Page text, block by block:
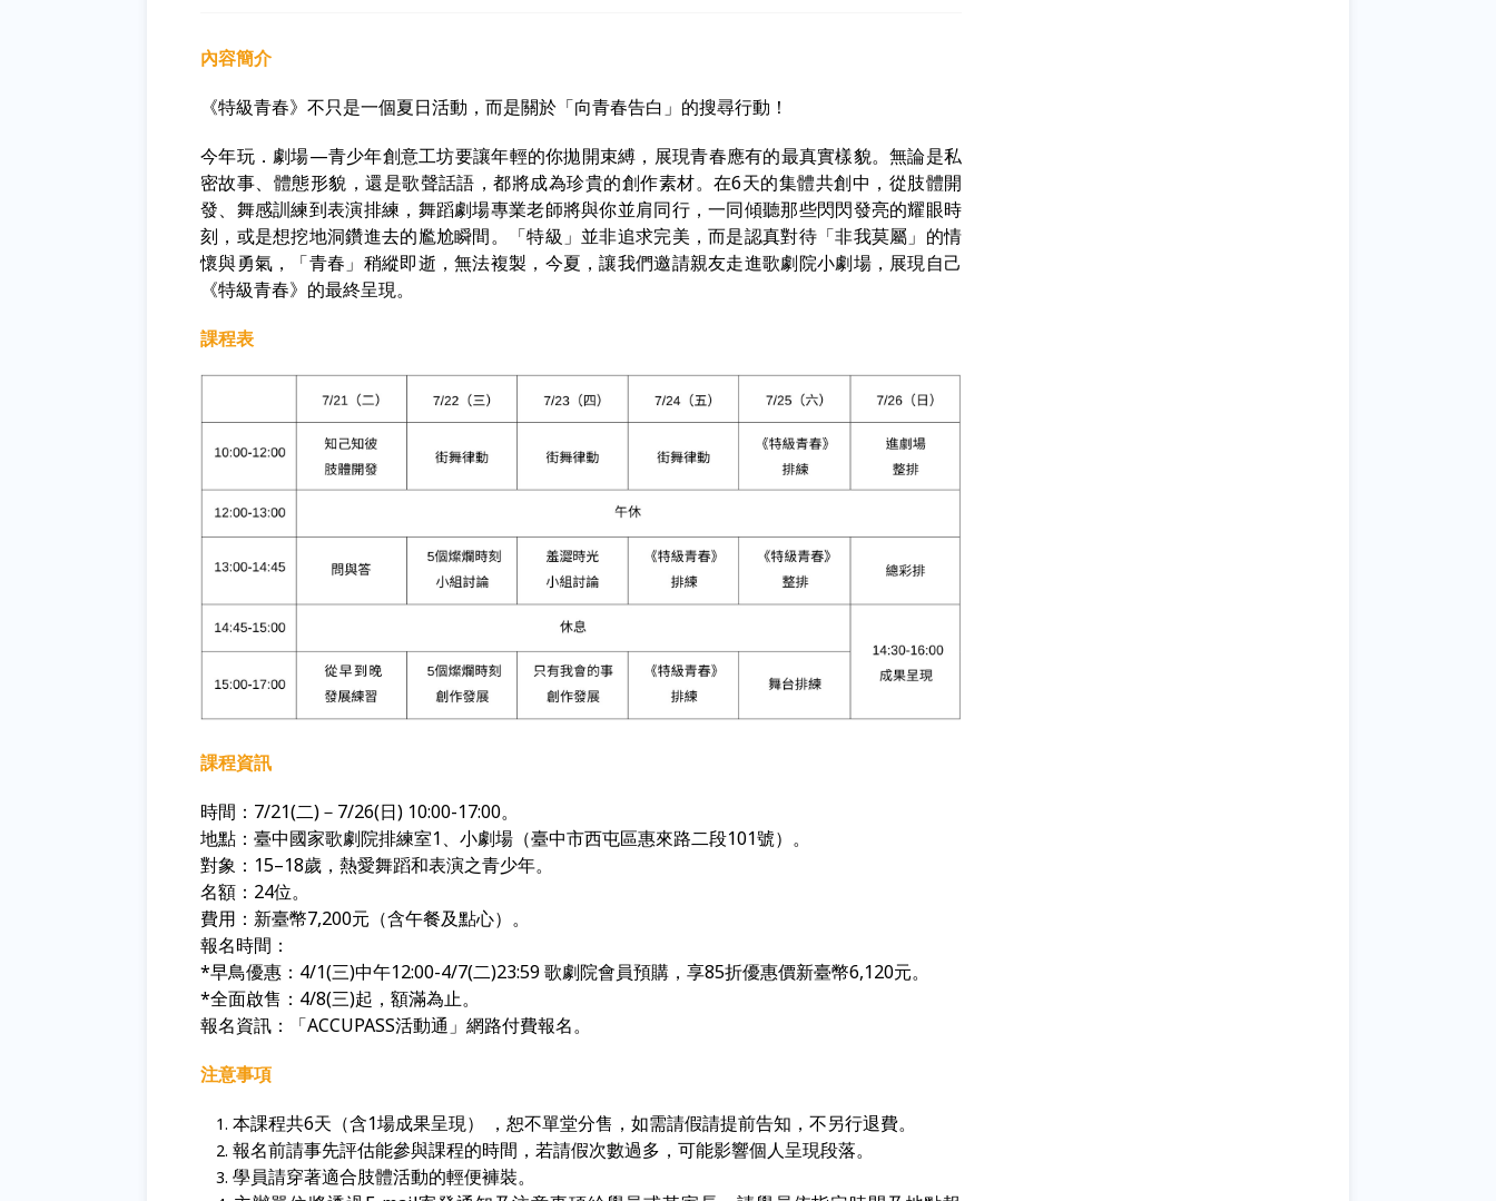
內容簡介
《特級青春》不只是一個夏日活動，而是關於「向青春告白」的搜尋行動！
今年玩．劇場—青少年創意工坊要讓年輕的你拋開束縛，展現青春應有的最真實樣貌。無論是私
密故事、體態形貌，還是歌聲話語，都將成為珍貴的創作素材。在6天的集體共創中，從肢體開
發、舞感訓練到表演排練，舞蹈劇場專業老師將與你並肩同行，一同傾聽那些閃閃發亮的耀眼時
刻，或是想挖地洞鑽進去的尷尬瞬間。「特級」並非追求完美，而是認真對待「非我莫屬」的情
懷與勇氣，「青春」稍縱即逝，無法複製，今夏，讓我們邀請親友走進歌劇院小劇場，展現自己
《特級青春》的最終呈現。
課程表
課程資訊
時間： 7/21(二)－ 7/26(日) 10:00-17:00。
地點：臺中國家歌劇院排練室1、小劇場（臺中市西屯區惠來路二段101號）。
對象： 15–18歲，熱愛舞蹈和表演之青少年。
名額： 24位。
費用：新臺幣7,200元（含午餐及點心）。
報名時間：
*早鳥優惠：4/1(三)中午12:00-4/7(二)23:59歌劇院會員預購， 享85折優惠價新臺幣6,120元。
*全面啟售：4/8(三)起 ，額滿為止。
報名資訊：「ACCUPASS活動通」網路付費報名。
注意事項
本課程共6天（含1場成果呈現） ，恕不單堂分售，如需請假請提前告知，不另行退費。
報名前請事先評估能參與課程的時間，若請假次數過多，可能影響個人呈現段落。
學員請穿著適合肢體活動的輕便褲裝。